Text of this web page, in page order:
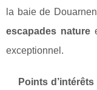
la baie de
escapades nature
exceptionnel.
Points